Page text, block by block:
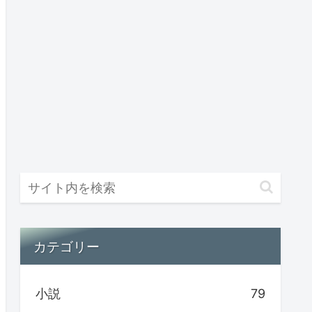
カテゴリー
小説 79